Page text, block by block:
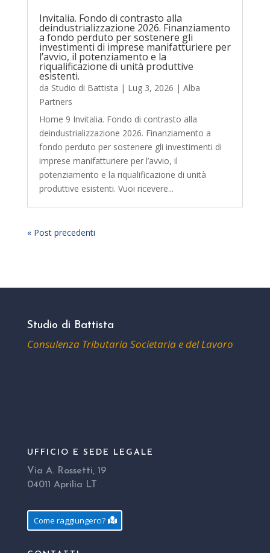
Invitalia. Fondo di contrasto alla
deindustrializzazione 2026. Finanziamento
a fondo perduto per sostenere gli
investimenti di imprese manifatturiere per
l’avvio, il potenziamento e la
riqualificazione di unità produttive
esistenti.
da Studio di Battista | Lug 3, 2026 | Alba
Partners
Home 9 Invitalia. Fondo di contrasto alla
deindustrializzazione 2026. Finanziamento a
fondo perduto per sostenere gli investimenti di
imprese manifatturiere per l’avvio, il
potenziamento e la riqualificazione di unità
produttive esistenti. Vuoi ricevere...
« Post precedenti
Studio di Battista
Consulenza Tributaria Societaria e del Lavoro
UFFICIO E SEDE LEGALE
Via A. Rossetti, 19
04011 Aprilia LT
Come raggiungerci?